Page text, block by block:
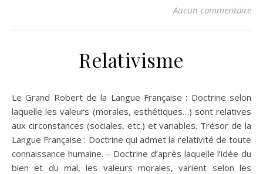
Aucun commentaire
Relativisme
Le Grand Robert de la Langue Française : Doctrine selon
laquelle les valeurs (morales, esthétiques…) sont relatives
aux circonstances (sociales, etc.) et variables. Trésor de la
Langue Française : Doctrine qui admet la relativité de toute
connaissance humaine. – Doctrine d’après laquelle l’idée du
bien et du mal, les valeurs morales, varient selon les